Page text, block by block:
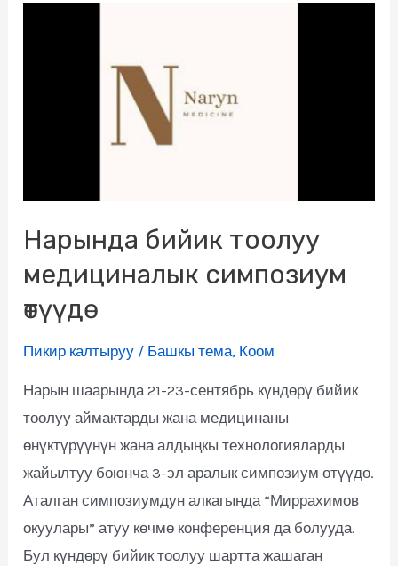
Нарында бийик тоолуу
медициналык симпозиум
өтүүдө
Пикир калтыруу / Башкы тема, Коом
Нарын шаарында 21-23-сентябрь күндөрү бийик
тоолуу аймактарды жана медицинаны
өнүктүрүүнүн жана алдыңкы технологияларды
жайылтуу боюнча 3-эл аралык симпозиум өтүүдө.
Аталган симпозиумдун алкагында “Миррахимов
окуулары” атуу көчмө конференция да болууда.
Бул күндөрү бийик тоолуу шартта жашаган